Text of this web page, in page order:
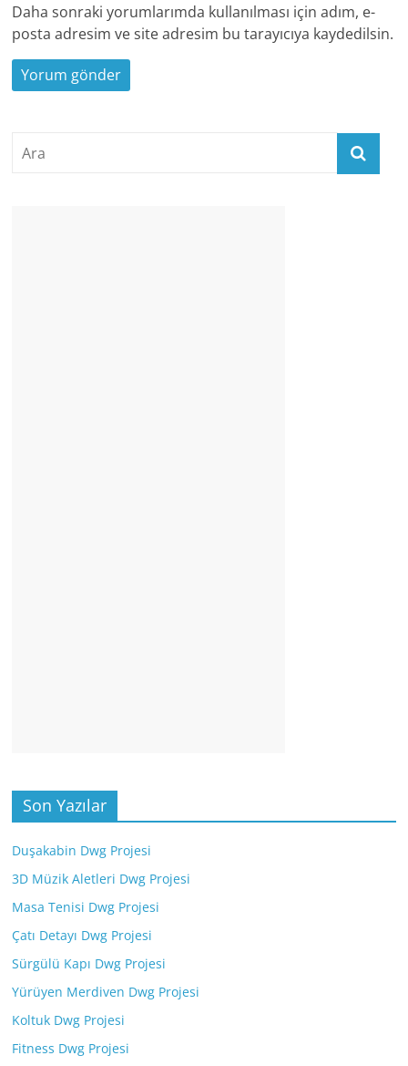
Daha sonraki yorumlarımda kullanılması için adım, e-
posta adresim ve site adresim bu tarayıcıya kaydedilsin.
Son Yazılar
Duşakabin Dwg Projesi
3D Müzik Aletleri Dwg Projesi
Masa Tenisi Dwg Projesi
Çatı Detayı Dwg Projesi
Sürgülü Kapı Dwg Projesi
Yürüyen Merdiven Dwg Projesi
Koltuk Dwg Projesi
Fitness Dwg Projesi